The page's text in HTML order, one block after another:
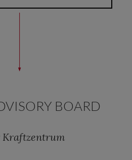
BOARD
Kraftzentrum